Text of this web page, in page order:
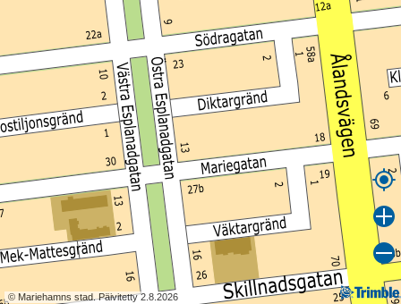
© Mariehamns stad. Päivitetty 2.8.2026